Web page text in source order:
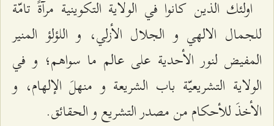
اولئك الذين كانوا في الولاية التكوينية مرآةً تامّة
للجمال الالهي و الجلال الأزلي، و اللؤلؤ المنير
المفيض لنور الأحدية على عالم ما سواهم؛ و في
الولاية التشريعيّة باب الشريعة و منهلَ الإلهام، و
الأخذَ للأحكام من مصدر التشريع و الحقائق.